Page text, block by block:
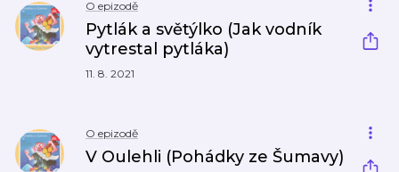
O epizodě
Pytlák a světýlko (Jak vodník
vytrestal pytláka)
11. 8. 2021
O epizodě
V Oulehli (Pohádky ze Šumavy)